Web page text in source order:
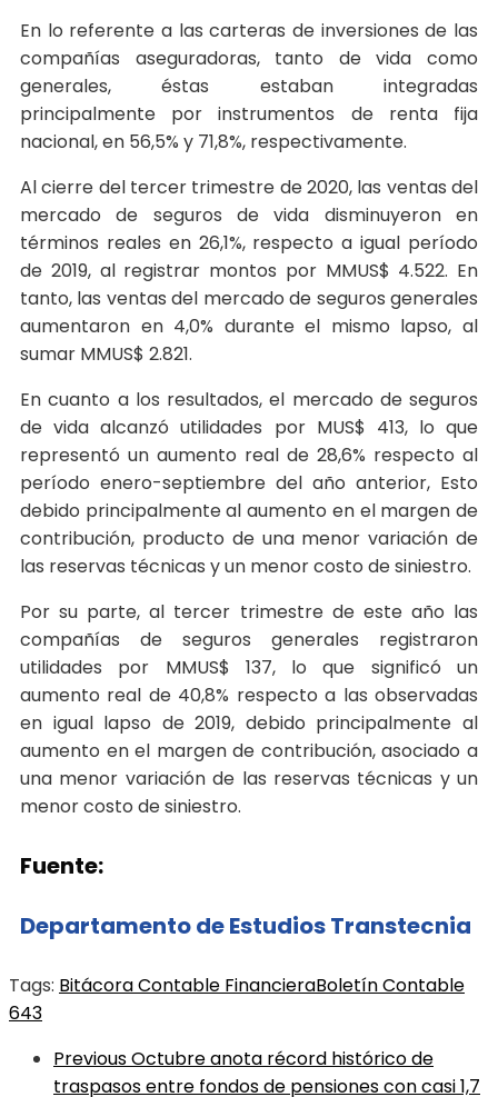
En lo referente a las carteras de inversiones de las
compañías aseguradoras, tanto de vida como
generales, éstas estaban integradas
principalmente por instrumentos de renta fija
nacional, en 56,5% y 71,8%, respectivamente.
Al cierre del tercer trimestre de 2020, las ventas del
mercado de seguros de vida disminuyeron en
términos reales en 26,1%, respecto a igual período
de 2019, al registrar montos por MMUS$ 4.522. En
tanto, las ventas del mercado de seguros generales
aumentaron en 4,0% durante el mismo lapso, al
sumar MMUS$ 2.821.
En cuanto a los resultados, el mercado de seguros
de vida alcanzó utilidades por MUS$ 413, lo que
representó un aumento real de 28,6% respecto al
período enero-septiembre del año anterior, Esto
debido principalmente al aumento en el margen de
contribución, producto de una menor variación de
las reservas técnicas y un menor costo de siniestro.
Por su parte, al tercer trimestre de este año las
compañías de seguros generales registraron
utilidades por MMUS$ 137, lo que significó un
aumento real de 40,8% respecto a las observadas
en igual lapso de 2019, debido principalmente al
aumento en el margen de contribución, asociado a
una menor variación de las reservas técnicas y un
menor costo de siniestro.
Fuente:
Departamento de Estudios Transtecnia
Tags: Bitácora Contable FinancieraBoletín Contable
643
PreviousOctubre anota récord histórico de
traspasos entre fondos de pensiones con casi 1,7